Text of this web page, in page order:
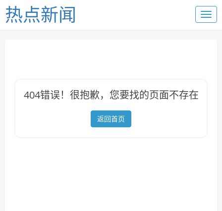
热点新闻
404错误！很抱歉，您要找的页面不存在
返回首页